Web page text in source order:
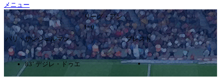
メニュー
リーグ・アン
1ｰ0
パリ・サンジェルマン
ブレスト
83’ デジレ・ドゥエ